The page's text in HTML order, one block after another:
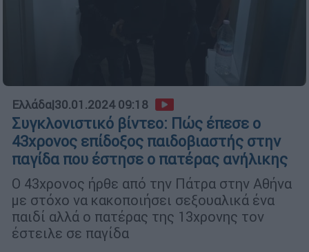
Ελλάδα|30.01.2024 09:18
Συγκλονιστικό βίντεο: Πώς έπεσε o
43χρονος επίδοξος παιδοβιαστής στην
παγίδα που έστησε ο πατέρας ανήλικης
Ο 43χρονος ήρθε από την Πάτρα στην Αθήνα
με στόχο να κακοποιήσει σεξουαλικά ένα
παιδί αλλά ο πατέρας της 13χρονης τον
έστειλε σε παγίδα